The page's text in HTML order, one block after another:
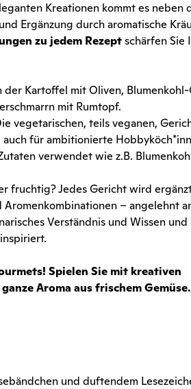
Kreationen kommt es neben
Ergänzung durch aromatische
zu jedem Rezeptschärfen Sie
der Kartoffel mit Oliven,
mit Rumtopf.
vegetarischen, teils veganen,
für ambitionierte
verwendet wie z.B.
fruchtig? Jedes Gericht wird
– angelehnt
Verständnis und Wissen und
Spielen Sie mit kreativen
Aroma aus frischem Gemüse.
und duftendem